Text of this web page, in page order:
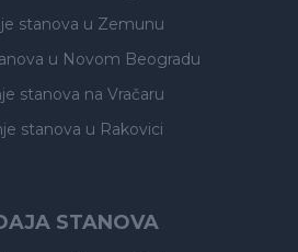
stanova u Zemunu
u Novom Beogradu
stanova na Vračaru
stanova u Rakovici
STANOVA